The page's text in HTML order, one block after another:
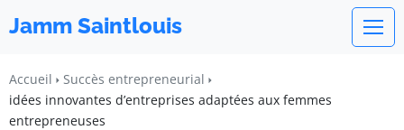
Jamm Saintlouis
Accueil
Succès entrepreneurial
idées innovantes d’entreprises adaptées aux femmes
entrepreneuses